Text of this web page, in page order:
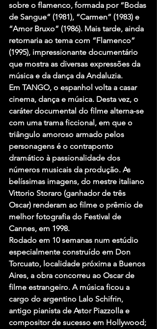
sobre o flamenco, formada por “Bodas
de Sangue” (1981), “Carmen” (1983) e
“Amor Bruxo” (1986). Mais tarde, ainda
retornaria ao tema com “Flamenco”
(1995), impressionante documentário
que mostra as diversas expressões da
música e da dança da Andaluzia.
Em TANGO, o espanhol volta a casar
cinema, dança e música. Desta vez, o
caráter documental do filme alterna-se
com uma trama ficcional, em que o
triângulo amoroso armado pelos
personagens é o contraponto
dramático à passionalidade dos
números musicais da produção. As
belíssimas imagens, do mestre italiano
Vittorio Storaro (ganhador de três
Oscar) renderam ao filme o prêmio de
melhor fotografia do Festival de
Cannes, em 1998.
Rodado em 10 semanas num estúdio
especialmente construído em Don
Torcuato, localidade próxima a Buenos
Aires, a obra concorreu ao Oscar de
filme estrangeiro. A música ficou a
cargo do argentino Lalo Schifrin,
antigo pianista de Astor Piazzolla e
compositor de sucesso em Hollywood;